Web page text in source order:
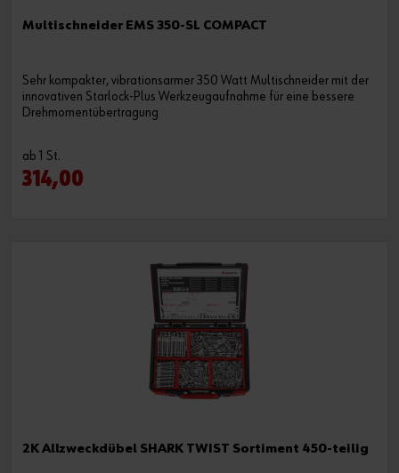
Multischneider EMS 350-SL COMPACT
Sehr kompakter, vibrationsarmer 350 Watt Multischneider mit der
innovativen Starlock-Plus Werkzeugaufnahme für eine bessere
Drehmomentübertragung
ab 1 St.
314,00
2K Allzweckdübel SHARK TWIST Sortiment 450-teilig